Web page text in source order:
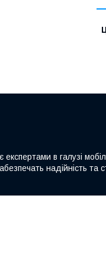
в галузі
надійність